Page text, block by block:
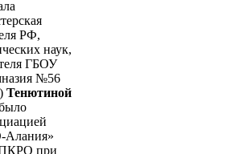
РФ,
наук,
ГБОУ
№56
Тенютиной
Алания»
при